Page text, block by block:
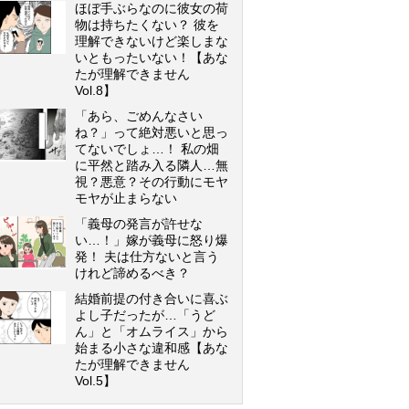
ほぼ手ぶらなのに彼女の荷
物は持ちたくない？ 彼を
理解できないけど楽しまな
いともったいない！【あな
たが理解できません
Vol.8】
「あら、ごめんなさい
ね？」って絶対悪いと思っ
てないでしょ…！ 私の畑
に平然と踏み入る隣人…無
視？悪意？その行動にモヤ
モヤが止まらない
「義母の発言が許せな
い…！」嫁が義母に怒り爆
発！ 夫は仕方ないと言う
けれど諦めるべき？
結婚前提の付き合いに喜ぶ
よし子だったが…「うど
ん」と「オムライス」から
始まる小さな違和感【あな
たが理解できません
Vol.5】